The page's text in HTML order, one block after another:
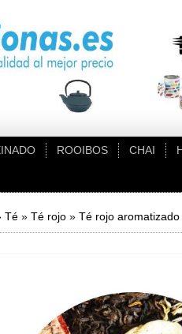
ROOIBOS CHAI
Té» Té rojo» Té rojo aromatizado